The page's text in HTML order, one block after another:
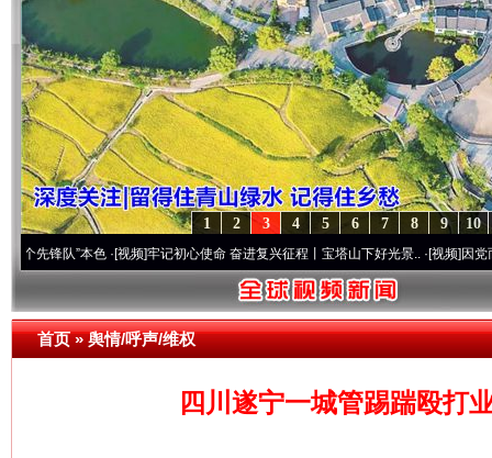
10
9
8
7
6
5
4
3
2
1
本色·[视频]牢记初心使命 奋进复兴征程丨宝塔山下好光景..·[视频]因党而生 为党而
首页»舆情/呼声/维权
四川遂宁一城管踢踹殴打